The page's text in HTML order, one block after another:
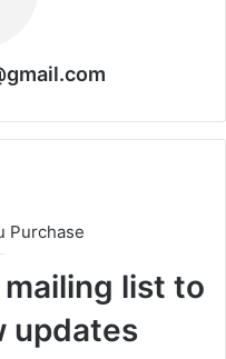
Purchase
list to